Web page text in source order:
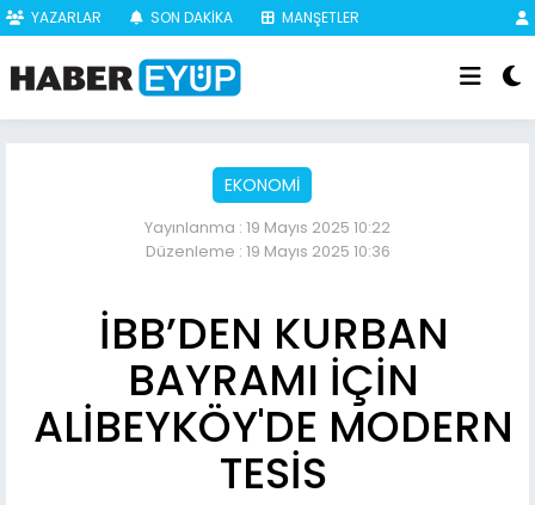
YAZARLAR SON DAKİKA MANŞETLER
EKONOMİ
Yayınlanma : 19 Mayıs 2025 10:22
Düzenleme : 19 Mayıs 2025 10:36
İBB’DEN KURBAN
BAYRAMI İÇİN
ALİBEYKÖY'DE MODERN
TESİS